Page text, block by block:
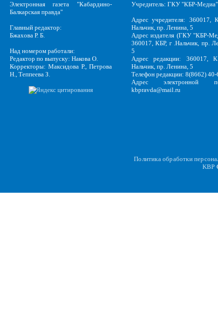
Электронная газета "Кабардино-
Балкарская правда"
Главный редактор:
Бжахова Р. Б.
Над номером работали:
Редактор по выпуску: Накова О.
Корректоры: Максидова Р., Петрова
Н., Теппеева З.
Учредитель: ГКУ "КБР-Медиа"
Адрес учредителя: 360017,
Нальчик, пр. Ленина, 5
Адрес издателя (ГКУ "КБР-
360017, КБР, г .Нальчик, пр.
5
Адрес редакции: 360017,
Нальчик, пр. Ленина, 5
Телефон редакции: 8(8662)
Адрес электронной
kbpravda@mail.ru
Политика обработки
KBP